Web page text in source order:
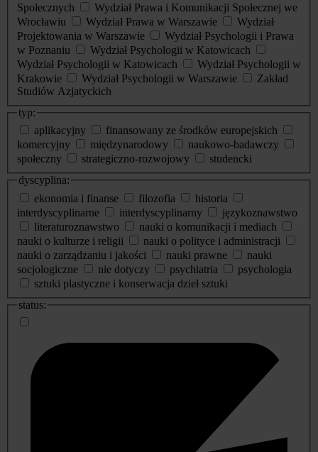
Społecznych
Wydział Prawa i Komunikacji Społecznej we
Wrocławiu
Wydział Prawa w Warszawie
Wydział
Projektowania w Warszawie
Wydział Psychologii i Prawa
w Poznaniu
Wydział Psychologii w Katowicach
Wydział Psychologii w Katowicach
Wydział Psychologii w
Krakowie
Wydział Psychologii w Warszawie
Zakład
Studiów Azjatyckich
typ:
aplikacyjny
finansowany ze środków europejskich
komercyjny
międzynarodowy
naukowo-badawczy
społeczny
strategiczno-rozwojowy
studencki
dyscyplina:
ekonomia i finanse
filozofia
historia
interdyscyplinarne
interdyscyplinarny
językoznawstwo
literaturoznawstwo
nauki o komunikacji i mediach
nauki o kulturze i religii
nauki o polityce i administracji
nauki o zarządzaniu i jakości
nauki prawne
nauki
socjologiczne
nie dotyczy psychiatria
psychologia
sztuki plastyczne i konserwacja dzieł sztuki
status: